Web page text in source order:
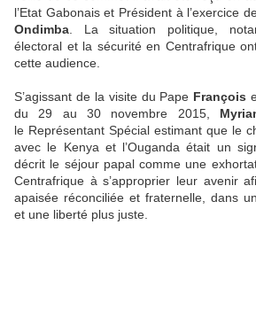
l’Etat Gabonais et Président à l’exercice
Ondimba . La situation politique,
électoral et la sécurité en Centrafrique
cette audience.
S’agissant de la visite du Pape François
du 29 au 30 novembre 2015,
le Représentant Spécial estimant que le
avec le Kenya et l’Ouganda était un
décrit le séjour papal comme une
Centrafrique à s’approprier leur avenir
apaisée réconciliée et fraternelle, dans
et une liberté plus juste.